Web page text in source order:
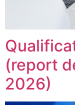
(report
2026)